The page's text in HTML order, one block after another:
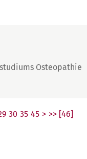
Osteopathie
30 35 45 > >> [46]